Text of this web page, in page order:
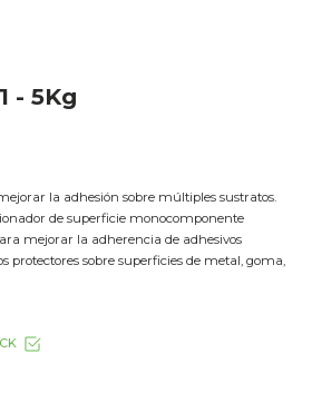
- 5Kg
la adhesión sobre múltiples sustratos.
de superficie monocomponente
mejorar la adherencia de adhesivos
protectores sobre superficies de metal, goma,